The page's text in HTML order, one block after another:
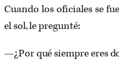
Cuando los oficiales se
el sol, le pregunté:
—¿Por qué siempre eres